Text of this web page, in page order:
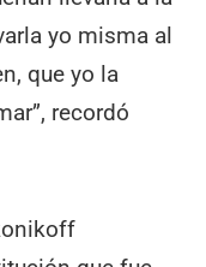
yo misma al
que yo la
recordó